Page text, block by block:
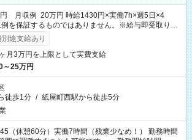
月収例 20万円 時給1430円×実働7h×週5日×4
を保証するものではありません。※給与即受取りサ
可（利用条件有）
途支給あり
月3万円を上限として実費支給
～25万円
徒歩1分 / 紙屋町西駅から徒歩5分
（休憩60分）実働7時間（残業少なめ！） 勤務時間